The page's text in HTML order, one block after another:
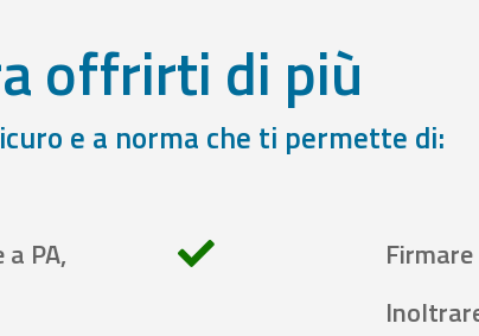
offrirti di più
e a norma che ti permette di:
PA,